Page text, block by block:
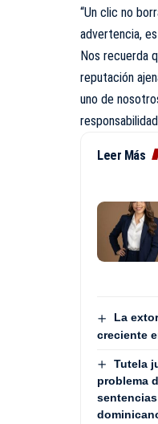
“Un clic no
advertencia,
Nos recuerda
reputación
uno de
Leer Más
La
creciente
Tutela
problema